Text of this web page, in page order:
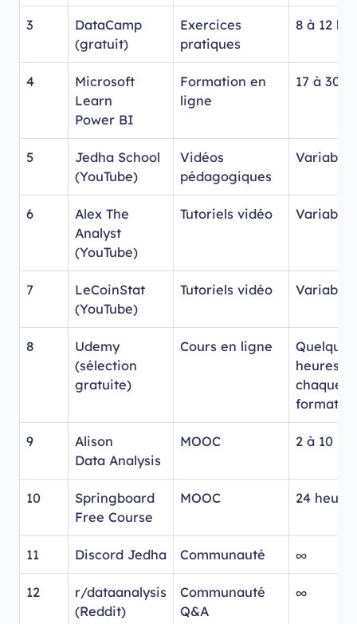
3
DataCamp
(gratuit)
Exercices
pratiques
8 à 12
4
Microsoft
Learn
Power BI
Formation en
ligne
17 à 30
5
Jedha School
(YouTube)
Vidéos
pédagogiques
Variable
6
Alex The
Analyst
(YouTube)
Tutoriels vidéo Variable
7
LeCoinStat
(YouTube)
Tutoriels vidéo Variable
8
Udemy
(sélection
gratuite)
Cours en ligne
Quelques
heures
chaque
9
Alison
Data Analysis
MOOC 2 à 10
10
Springboard
Free Course
MOOC 24
11 Discord Jedha Communauté ∞
12
r/dataanalysis
(Reddit)
Communauté
Q&A
∞